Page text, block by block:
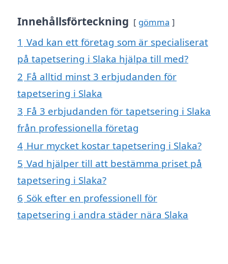
Innehållsförteckning gömma
1 Vad kan ett företag som är specialiserat
på tapetsering i Slaka hjälpa till med?
2 Få alltid minst 3 erbjudanden för
tapetsering i Slaka
3 Få 3 erbjudanden för tapetsering i Slaka
från professionella företag
4 Hur mycket kostar tapetsering i Slaka?
5 Vad hjälper till att bestämma priset på
tapetsering i Slaka?
6 Sök efter en professionell för
tapetsering i andra städer nära Slaka